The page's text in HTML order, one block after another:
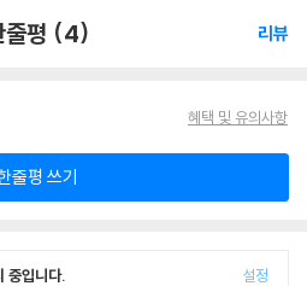
줄평 (4) 리뷰
혜택 및 유의사항
줄평 쓰기
중입니다. 설정